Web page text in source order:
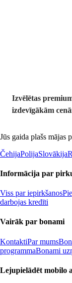
Izvēlētas
izdevīgākām
Jūs gaida plašs mājas
ČehijaPolijaSlovākija
Informācija par
Viss par iepirkšanos
darbojas kredīti
Vairāk par bonami
KontaktiPar mums
programmaBonami
Lejupielādēt mobilo